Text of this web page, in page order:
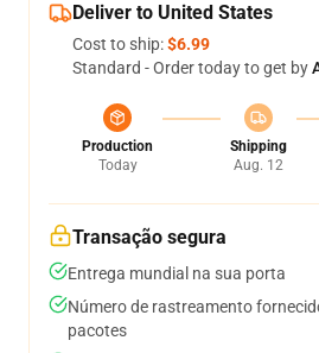
Deliver to United States
Cost to ship:$6.99
Standard - Order today to get by
Production
Today
Shipping
Aug. 12
Transação segura
Entrega mundial na sua porta
Número de rastreamento
pacotes